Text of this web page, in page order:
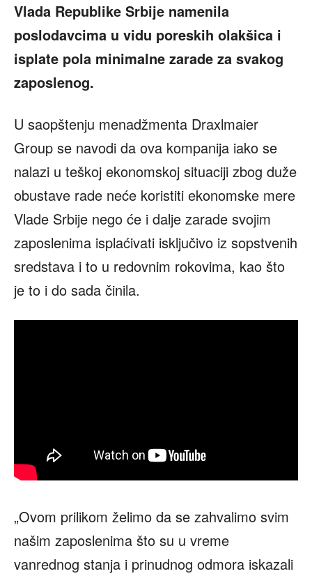
Vlada Republike Srbije namenila
poslodavcima u vidu poreskih olakšica i
isplate pola minimalne zarade za svakog
zaposlenog.
U saopštenju menadžmenta Draxlmaier
Group se navodi da ova kompanija iako se
nalazi u teškoj ekonomskoj situaciji zbog duže
obustave rade neće koristiti ekonomske mere
Vlade Srbije nego će i dalje zarade svojim
zaposlenima isplaćivati isključivo iz sopstvenih
sredstava i to u redovnim rokovima, kao što
je to i do sada činila.
„Ovom prilikom želimo da se zahvalimo svim
našim zaposlenima što su u vreme
vanrednog stanja i prinudnog odmora iskazali